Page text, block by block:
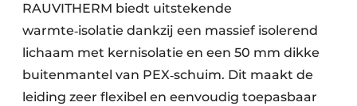
RAUVITHERM biedt uitstekende
warmte‑isolatie dankzij een massief isolerend
lichaam met kernisolatie en een 50 mm dikke
buitenmantel van PEX‑schuim. Dit maakt de
leiding zeer flexibel en eenvoudig toepasbaar